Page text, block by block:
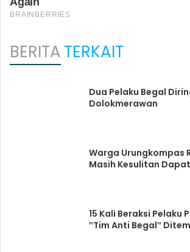
BERITATERKAIT
Dua Pelaku Begal
Dolokmerawan
Warga Urungkompas
Masih Kesulitan
15 Kali Beraksi Pelaku
‟Tim Anti Begal‟